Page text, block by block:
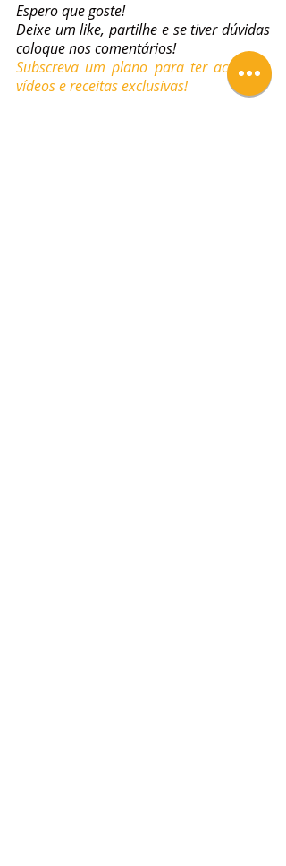
Espero que goste!
Deixe um like, partilhe e se tiver dúvidas
coloque nos comentários!
Subscreva um plano para ter acesso a
vídeos e receitas exclusivas!